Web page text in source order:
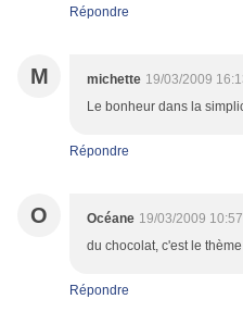
Répondre
M michette 19/03/2009
Le bonheur dans la
Répondre
O Océane 19/03/2009 10:57
du chocolat, c'est le
Répondre